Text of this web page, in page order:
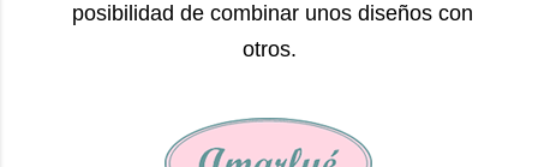
posibilidad de combinar unos diseños con
otros.